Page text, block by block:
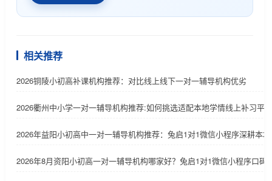
相关推荐
2026铜陵小初高补课机构推荐：对比线上线下一对一辅导机构优劣
2026衢州中小学一对一辅导机构推荐:如何挑选适配本地学情线上补习平台
2026年益阳小初高中一对一辅导机构推荐：兔启1对1微信小程序深耕本
2026年8月资阳小初高一对一辅导机构哪家好？兔启1对1微信小程序口碑